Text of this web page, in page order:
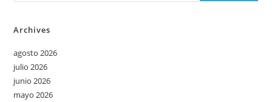
Archives
agosto 2026
julio 2026
junio 2026
mayo 2026